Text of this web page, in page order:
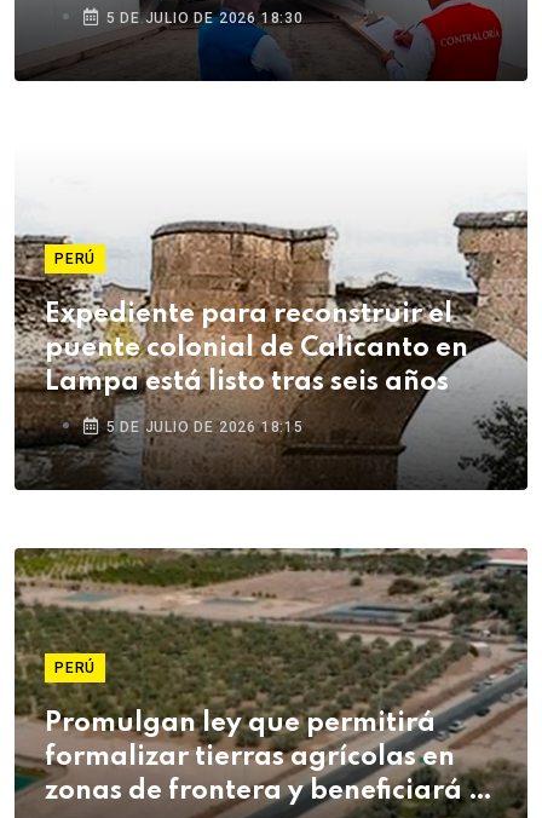
5 DE JULIO DE 2026 18:30
PERÚ
Expediente para reconstruir el
puente colonial de Calicanto en
Lampa está listo tras seis años
5 DE JULIO DE 2026 18:15
PERÚ
Promulgan ley que permitirá
formalizar tierras agrícolas en
zonas de frontera y beneficiará a